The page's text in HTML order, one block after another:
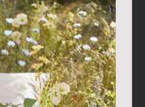
Botella Agua “Frida”
16.00€